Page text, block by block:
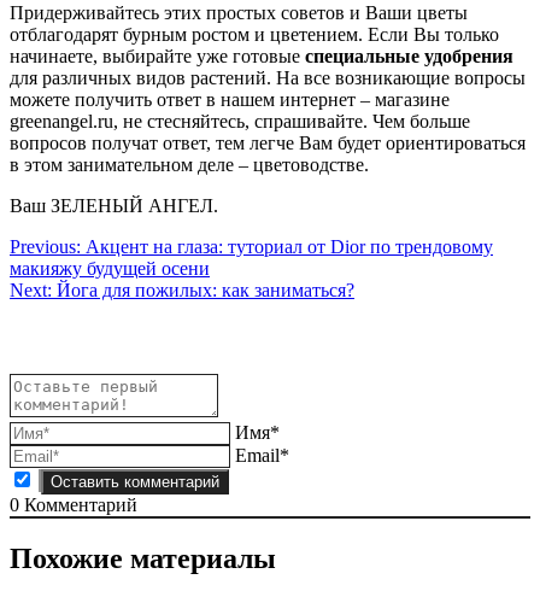
Придерживайтесь этих простых советов и Ваши цветы
отблагодарят бурным ростом и цветением. Если Вы только
начинаете, выбирайте уже готовые специальные удобрения
для различных видов растений. На все возникающие вопросы
можете получить ответ в нашем интернет – магазине
greenangel.ru, не стесняйтесь, спрашивайте. Чем больше
вопросов получат ответ, тем легче Вам будет ориентироваться
в этом занимательном деле – цветоводстве.
Ваш ЗЕЛЕНЫЙ АНГЕЛ.
Навигация
по
Previous: Акцент на глаза: туториал от Dior по трендовому
макияжу будущей осени
Next: Йога для пожилых: как заниматься?
Имя*
Email*
0 Комментарий
Похожие материалы